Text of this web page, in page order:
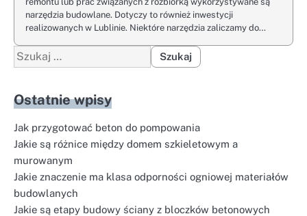
narzędzia budowlane. Dotyczy to również inwestycji
realizowanych w Lublinie. Niektóre narzędzia zaliczamy do…
Szukaj:
Ostatnie wpisy
Jak przygotować beton do pompowania
Jakie są różnice między domem szkieletowym a
murowanym
Jakie znaczenie ma klasa odporności ogniowej materiałów
budowlanych
Jakie są etapy budowy ściany z bloczków betonowych